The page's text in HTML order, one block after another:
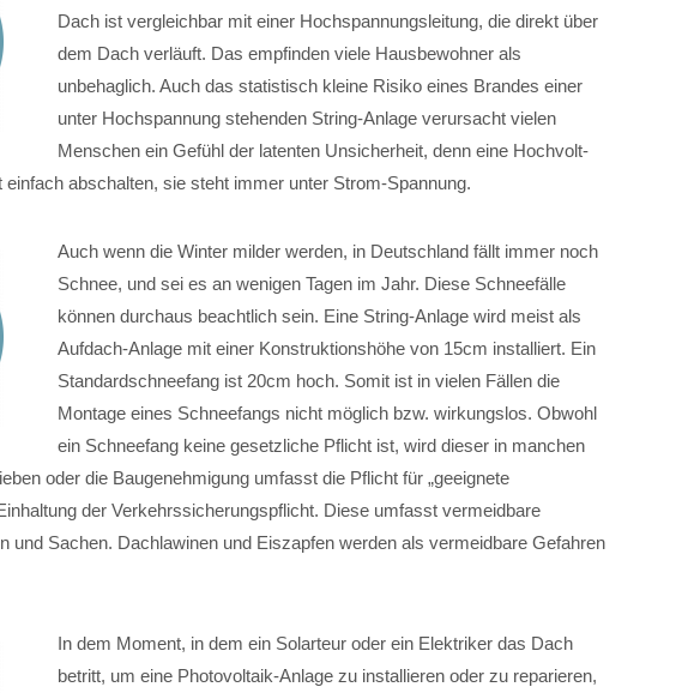
Dach ist vergleichbar mit einer Hochspannungsleitung, die direkt über
dem Dach verläuft. Das empfinden viele Hausbewohner als
unbehaglich. Auch das statistisch kleine Risiko eines Brandes einer
unter Hochspannung stehenden String-Anlage verursacht vielen
Menschen ein Gefühl der latenten Unsicherheit, denn eine Hochvolt-
abschalten, sie steht immer unter Strom-Spannung.
Auch wenn die Winter milder werden, in Deutschland fällt immer noch
Schnee, und sei es an wenigen Tagen im Jahr. Diese Schneefälle
können durchaus beachtlich sein. Eine String-Anlage wird meist als
Aufdach-Anlage mit einer Konstruktionshöhe von 15cm installiert. Ein
Standardschneefang ist 20cm hoch. Somit ist in vielen Fällen die
Montage eines Schneefangs nicht möglich bzw. wirkungslos. Obwohl
ein Schneefang keine gesetzliche Pflicht ist, wird dieser in manchen
oder die Baugenehmigung umfasst die Pflicht für „geeignete
der Verkehrssicherungspflicht. Diese umfasst vermeidbare
und Sachen. Dachlawinen und Eiszapfen werden als vermeidbare Gefahren
In dem Moment, in dem ein Solarteur oder ein Elektriker das Dach
betritt, um eine Photovoltaik-Anlage zu installieren oder zu reparieren,